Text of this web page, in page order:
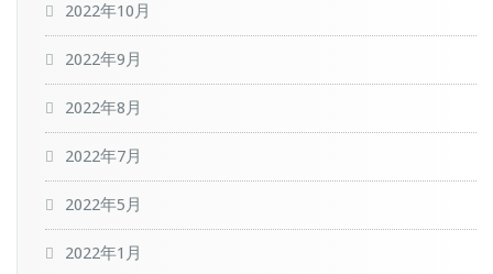
2022年10月
2022年9月
2022年8月
2022年7月
2022年5月
2022年1月